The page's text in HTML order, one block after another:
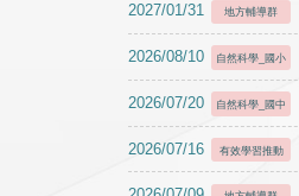
2027/01/31 地方輔導群
2026/08/10 自然科學_國小
2026/07/20 自然科學_國中
2026/07/16 有效學習推動